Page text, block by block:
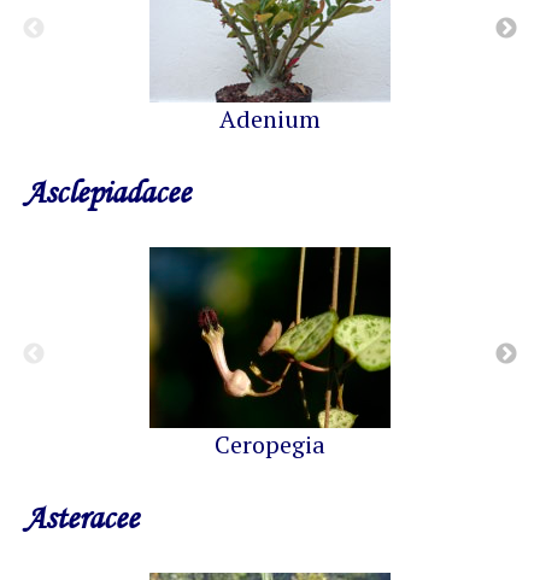
Adenium
Asclepiadacee
Ceropegia
Asteracee